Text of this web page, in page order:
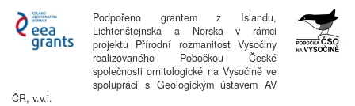
Podpořeno grantem z Islandu,
Lichtenštejnska a Norska v rámci
projektu Přírodní rozmanitost Vysočiny
realizovaného Pobočkou České
společnosti ornitologické na Vysočině ve
spolupráci s Geologickým ústavem AV
ČR, v.v.i.